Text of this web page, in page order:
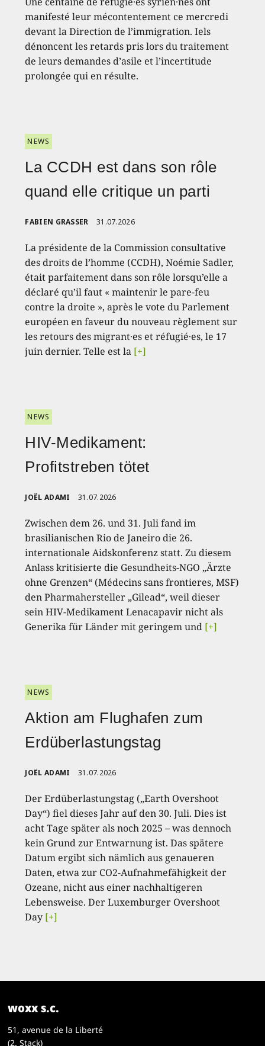
manifesté leur mécontentement ce mercredi
devant la Direction de l’immigration. Iels
dénoncent les retards pris lors du traitement
de leurs demandes d’asile et l’incertitude
prolongée qui en résulte.
NEWS
La CCDH est dans son rôle
quand elle critique un parti
FABIEN GRASSER 31.07.2026
La présidente de la Commission consultative
des droits de l’homme (CCDH), Noémie Sadler,
était parfaitement dans son rôle lorsqu’elle a
déclaré qu’il faut « maintenir le pare-feu
contre la droite », après le vote du Parlement
européen en faveur du nouveau règlement sur
les retours des migrant·es et réfugié·es, le 17
juin dernier. Telle est la [+]
NEWS
HIV-Medikament:
Profitstreben tötet
JOËL ADAMI 31.07.2026
Zwischen dem 26. und 31. Juli fand im
brasilianischen Rio de Janeiro die 26.
internationale Aidskonferenz statt. Zu diesem
Anlass kritisierte die Gesundheits-NGO „Ärzte
ohne Grenzen“ (Médecins sans frontieres, MSF)
den Pharmahersteller „Gilead“, weil dieser
sein HIV-Medikament Lenacapavir nicht als
Generika für Länder mit geringem und [+]
NEWS
Aktion am Flughafen zum
Erdüberlastungstag
JOËL ADAMI 31.07.2026
Der Erdüberlastungstag („Earth Overshoot
Day“) fiel dieses Jahr auf den 30. Juli. Dies ist
acht Tage später als noch 2025 – was dennoch
kein Grund zur Entwarnung ist. Das spätere
Datum ergibt sich nämlich aus genaueren
Daten, etwa zur CO2-Aufnahmefähigkeit der
Ozeane, nicht aus einer nachhaltigeren
Lebensweise. Der Luxemburger Overshoot
Day [+]
woxx s.c.
51, avenue de la Liberté
(2. Stack)